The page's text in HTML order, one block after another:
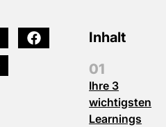
Inhalt
Ihre 3
wichtigsten
Learnings